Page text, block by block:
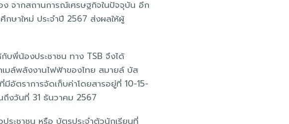
จากสถานการณ์เศรษฐกิจในปัจจุบัน อีก
กษาใหม่ ประจำปี 2567 ส่งผลให้ผู้
บพี่น้องประชาชน ทาง TSB จึงได้
มล์พลังงานไฟฟ้าของไทย สมายล์ บัส
อัตราการจัดเก็บค่าโดยสารอยู่ที่ 10-15-
งวันที่ 31 ธันวาคม 2567
ระชาชน หรือ บัตรประจำตัวนักเรียนที่